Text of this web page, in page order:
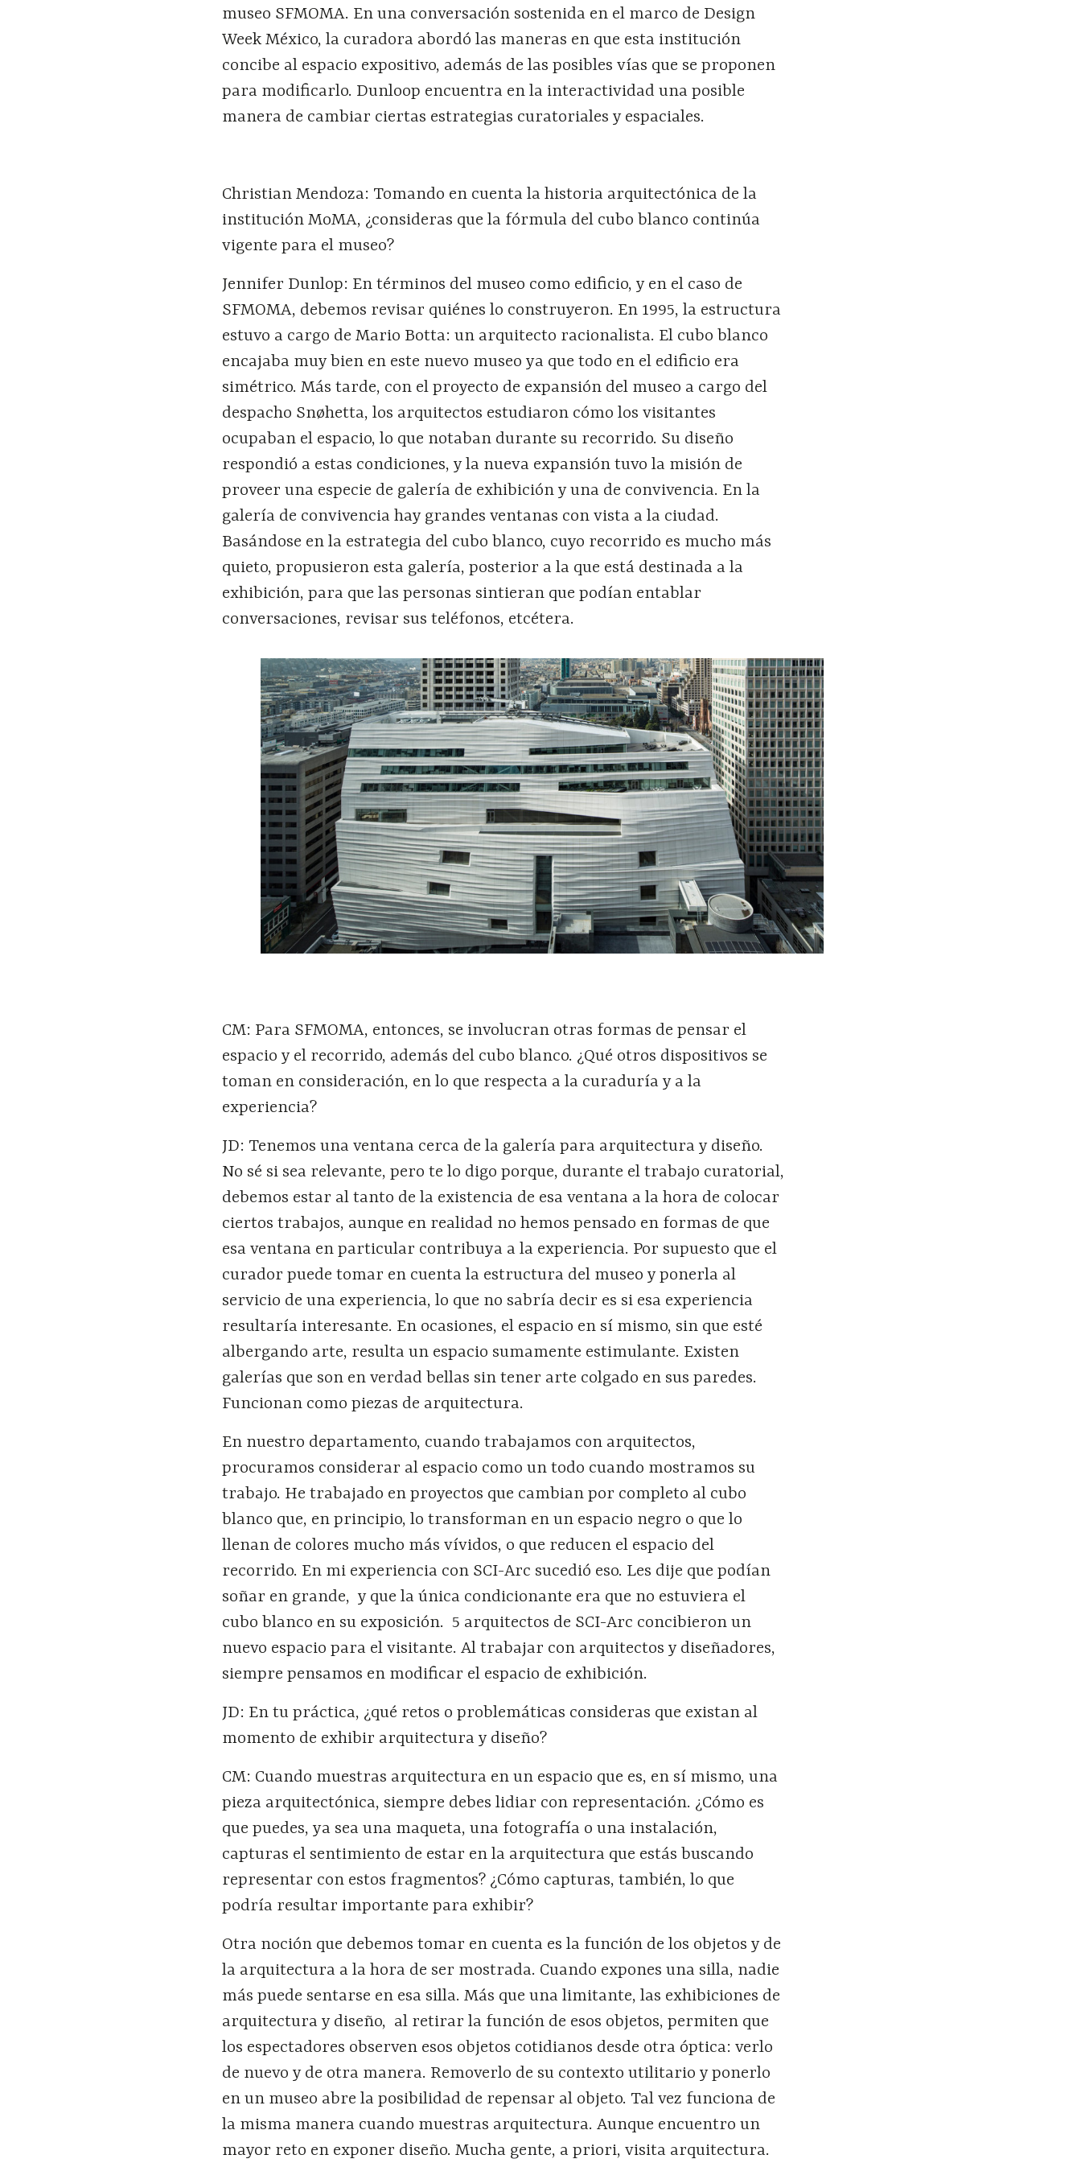
museo SFMOMA. En una conversación sostenida en el marco de Design
Week México, la curadora abordó las maneras en que esta institución
concibe al espacio expositivo, además de las posibles vías que se proponen
para modificarlo. Dunloop encuentra en la interactividad una posible
manera de cambiar ciertas estrategias curatoriales y espaciales.
Christian Mendoza: Tomando en cuenta la historia arquitectónica de la
institución MoMA, ¿consideras que la fórmula del cubo blanco continúa
vigente para el museo?
Jennifer Dunlop: En términos del museo como edificio, y en el caso de
SFMOMA, debemos revisar quiénes lo construyeron. En 1995, la estructura
estuvo a cargo de Mario Botta: un arquitecto racionalista. El cubo blanco
encajaba muy bien en este nuevo museo ya que todo en el edificio era
simétrico. Más tarde, con el proyecto de expansión del museo a cargo del
despacho Snøhetta, los arquitectos estudiaron cómo los visitantes
ocupaban el espacio, lo que notaban durante su recorrido. Su diseño
respondió a estas condiciones, y la nueva expansión tuvo la misión de
proveer una especie de galería de exhibición y una de convivencia. En la
galería de convivencia hay grandes ventanas con vista a la ciudad.
Basándose en la estrategia del cubo blanco, cuyo recorrido es mucho más
quieto, propusieron esta galería, posterior a la que está destinada a la
exhibición, para que las personas sintieran que podían entablar
conversaciones, revisar sus teléfonos, etcétera.
CM: Para SFMOMA, entonces, se involucran otras formas de pensar el
espacio y el recorrido, además del cubo blanco. ¿Qué otros dispositivos se
toman en consideración, en lo que respecta a la curaduría y a la
experiencia?
JD: Tenemos una ventana cerca de la galería para arquitectura y diseño.
No sé si sea relevante, pero te lo digo porque, durante el trabajo curatorial,
debemos estar al tanto de la existencia de esa ventana a la hora de colocar
ciertos trabajos, aunque en realidad no hemos pensado en formas de que
esa ventana en particular contribuya a la experiencia. Por supuesto que el
curador puede tomar en cuenta la estructura del museo y ponerla al
servicio de una experiencia, lo que no sabría decir es si esa experiencia
resultaría interesante. En ocasiones, el espacio en sí mismo, sin que esté
albergando arte, resulta un espacio sumamente estimulante. Existen
galerías que son en verdad bellas sin tener arte colgado en sus paredes.
Funcionan como piezas de arquitectura.
En nuestro departamento, cuando trabajamos con arquitectos,
procuramos considerar al espacio como un todo cuando mostramos su
trabajo. He trabajado en proyectos que cambian por completo al cubo
blanco que, en principio, lo transforman en un espacio negro o que lo
llenan de colores mucho más vívidos, o que reducen el espacio del
recorrido. En mi experiencia con SCI-Arc sucedió eso. Les dije que podían
soñar en grande, y que la única condicionante era que no estuviera el
cubo blanco en su exposición. 5 arquitectos de SCI-Arc concibieron un
nuevo espacio para el visitante. Al trabajar con arquitectos y diseñadores,
siempre pensamos en modificar el espacio de exhibición.
JD: En tu práctica, ¿qué retos o problemáticas consideras que existan al
momento de exhibir arquitectura y diseño?
CM: Cuando muestras arquitectura en un espacio que es, en sí mismo, una
pieza arquitectónica, siempre debes lidiar con representación. ¿Cómo es
que puedes, ya sea una maqueta, una fotografía o una instalación,
capturas el sentimiento de estar en la arquitectura que estás buscando
representar con estos fragmentos? ¿Cómo capturas, también, lo que
podría resultar importante para exhibir?
Otra noción que debemos tomar en cuenta es la función de los objetos y de
la arquitectura a la hora de ser mostrada. Cuando expones una silla, nadie
más puede sentarse en esa silla. Más que una limitante, las exhibiciones de
arquitectura y diseño, al retirar la función de esos objetos, permiten que
los espectadores observen esos objetos cotidianos desde otra óptica: verlo
de nuevo y de otra manera. Removerlo de su contexto utilitario y ponerlo
en un museo abre la posibilidad de repensar al objeto. Tal vez funciona de
la misma manera cuando muestras arquitectura. Aunque encuentro un
mayor reto en exponer diseño. Mucha gente, a priori, visita arquitectura.